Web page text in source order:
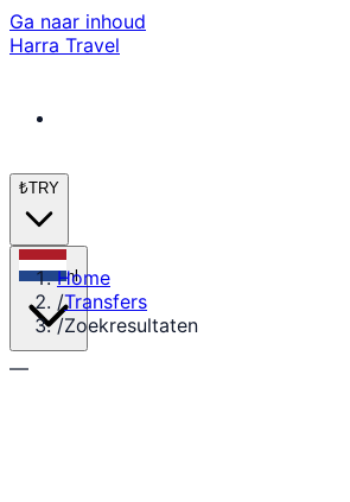
Ga naar inhoud
Harra Travel
₺TRY
nl
Home
/Transfers
/Zoekresultaten
—